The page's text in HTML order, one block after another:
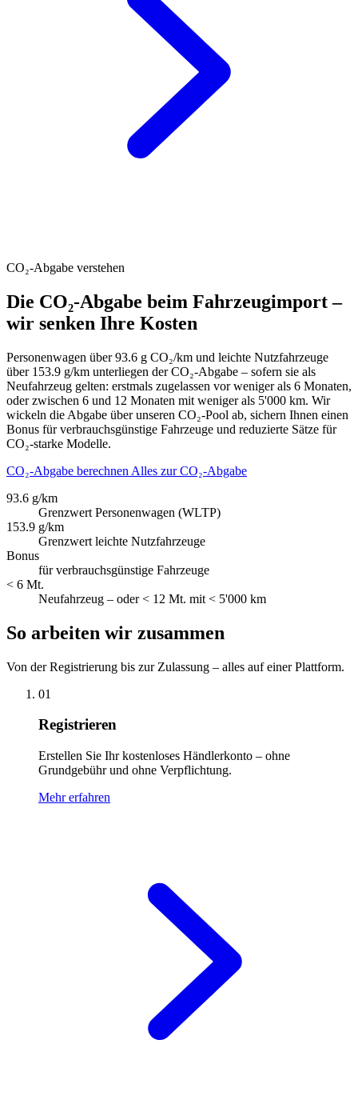
CO₂-Abgabe verstehen
Die CO₂-Abgabe beim Fahrzeugimport –
wir senken Ihre Kosten
Personenwagen über 93.6 g CO₂/km und leichte Nutzfahrzeuge
über 153.9 g/km unterliegen der CO₂-Abgabe – sofern sie als
Neufahrzeug gelten: erstmals zugelassen vor weniger als 6 Monaten,
oder zwischen 6 und 12 Monaten mit weniger als 5'000 km. Wir
wickeln die Abgabe über unseren CO₂-Pool ab, sichern Ihnen einen
Bonus für verbrauchsgünstige Fahrzeuge und reduzierte Sätze für
CO₂-starke Modelle.
CO₂-Abgabe berechnen Alles zur CO₂-Abgabe
93.6 g/km
Grenzwert Personenwagen (WLTP)
153.9 g/km
Grenzwert leichte Nutzfahrzeuge
Bonus
für verbrauchsgünstige Fahrzeuge
< 6 Mt.
Neufahrzeug – oder < 12 Mt. mit < 5'000 km
So arbeiten wir zusammen
Von der Registrierung bis zur Zulassung – alles auf einer Plattform.
01
Registrieren
Erstellen Sie Ihr kostenloses Händlerkonto – ohne
Grundgebühr und ohne Verpflichtung.
Mehr erfahren